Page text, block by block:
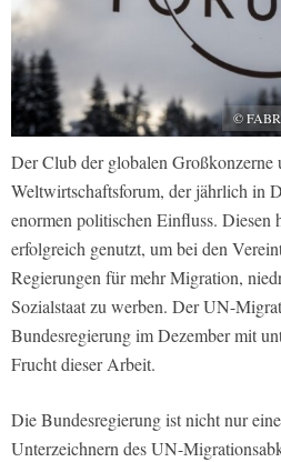
©
Der Club der globalen Großkonzerne
Weltwirtschaftsforum, der jährlich in
enormen politischen Einfluss. Diesen
erfolgreich genutzt, um bei den
Regierungen für mehr Migration,
Sozialstaat zu werben. Der UN-
Bundesregierung im Dezember mit
Frucht dieser Arbeit.
Die Bundesregierung ist nicht nur
Unterzeichnern des UN-